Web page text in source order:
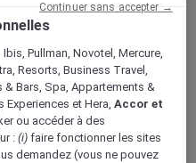
l'annéesur vos séjours dans
Pullman, Novotel, Mercure,
Resorts, Business Travel,
Bars, Spa, Appartements &
Experiences et Hera,Accor et
ou accéder à des
:(i) faire fonctionner les sites
demandez (vous ne pouvez
Continuer sans accepter →